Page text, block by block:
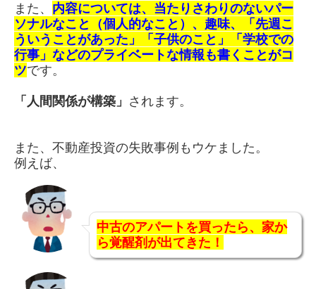
また、 内容については、当たりさわりのないパー
ソナルなこと（個人的なこと）、趣味、「先週こ
ういうことがあった」「子供のこと」「学校での
行事」などのプライベートな情報も書くことがコ
ツです。
「人間関係が構築」 されます。
また、不動産投資の失敗事例もウケました。
例えば、
中古のアパートを買ったら、家か
ら覚醒剤が出てきた！